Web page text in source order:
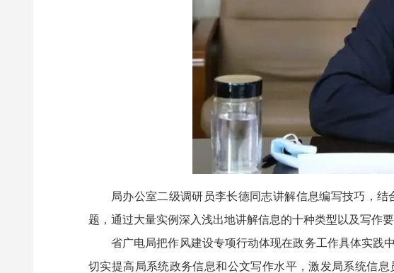
局办公室二级调研员李长德同志讲解信息编写技巧，
题，通过大量实例深入浅出地讲解信息的十种类型以及写作要
省广电局把作风建设专项行动体现在政务工作具体实践
切实提高局系统政务信息和公文写作水平，激发局系统信